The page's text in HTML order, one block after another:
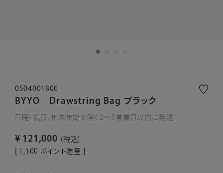
0504001806
BYYO Drawstring Bag ブラック
日曜・祝日、年末年始を除く2～5営業日以内に発送
¥ 121,000
税込
1,100 ポイント進呈 ]